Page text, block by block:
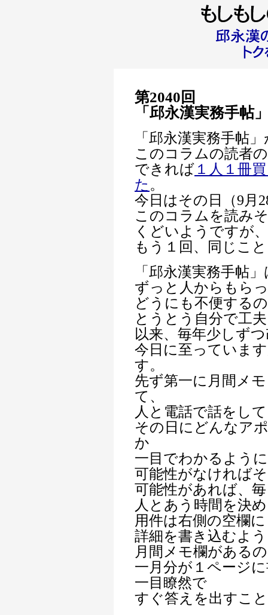
第2040回
「邱永漢実務手帖
「邱永漢実務手帖
このコラムの読者
できれば １人１冊
た 。
今日はその日（9月
このコラムを読み
くどいようですが、
もう１回、同じこ
「邱永漢実務手帖」
ずっと人からもら
どうにも不便する
とうとう自分で工
以来、毎年少しず
今日に至っていま
す。
先ず第一に月間メ
て、
人と電話で話をし
その日にどんなア
か
一目でわかるよう
可能性がなければ
可能性があれば、
人とあう時間を決
用件は右側の空欄に
詳細を書き込むよ
月間メモ欄がある
一月分が１ページ
一目瞭然で
すぐ答えを出すこ